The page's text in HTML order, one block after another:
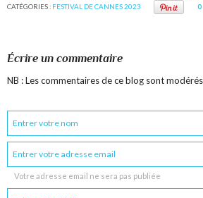
CATÉGORIES : FESTIVAL DE CANNES 2023 0
Écrire un commentaire
NB : Les commentaires de ce blog sont
Votre adresse email ne sera pas publiée